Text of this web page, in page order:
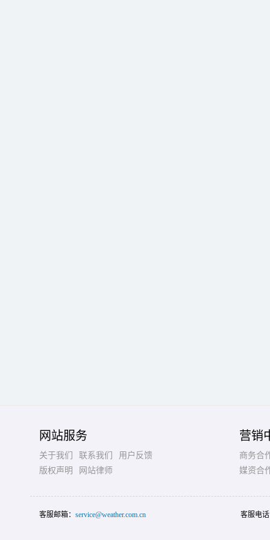
网站服务
关于我们 联系我们
用户反馈
版权声明
网站律师
营销
商务合
媒资合
客服邮箱： service@weather.com.cn 客服电